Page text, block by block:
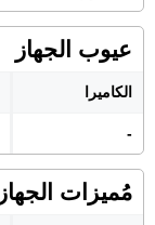
عيوب الجهاز
الكاميرا
-
مُميزات الجهاز